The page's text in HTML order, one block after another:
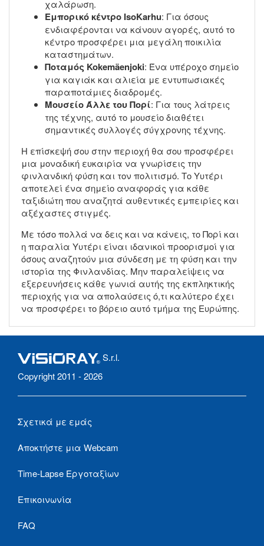
χαλάρωση.
Εμπορικό κέντρο IsoKarhu: Για όσους
ενδιαφέρονται να κάνουν αγορές, αυτό το
κέντρο προσφέρει μια μεγάλη ποικιλία
καταστημάτων.
Ποταμός Kokemäenjoki: Ένα υπέροχο σημείο
για καγιάκ και αλιεία με εντυπωσιακές
παραποτάμιες διαδρομές.
Μουσείο Άλλε του Πορί: Για τους λάτρεις
της τέχνης, αυτό το μουσείο διαθέτει
σημαντικές συλλογές σύγχρονης τέχνης.
Η επίσκεψή σου στην περιοχή θα σου προσφέρει
μια μοναδική ευκαιρία να γνωρίσεις την
φινλανδική φύση και τον πολιτισμό. Το Υυτέρι
αποτελεί ένα σημείο αναφοράς για κάθε
ταξιδιώτη που αναζητά αυθεντικές εμπειρίες και
αξέχαστες στιγμές.
Με τόσο πολλά να δεις και να κάνεις, το Πορί και
η παραλία Υυτέρι είναι ιδανικοί προορισμοί για
όσους αναζητούν μια σύνδεση με τη φύση και την
ιστορία της Φινλανδίας. Μην παραλείψεις να
εξερευνήσεις κάθε γωνιά αυτής της εκπληκτικής
περιοχής για να απολαύσεις ό,τι καλύτερο έχει
να προσφέρει το βόρειο αυτό τμήμα της Ευρώπης.
S.r.l.
Copyright 2011 - 2026
Σχετικά με εμάς
Αποκτήστε μια Webcam
Time-Lapse Εργοταξίων
Επικοινωνία
FAQ